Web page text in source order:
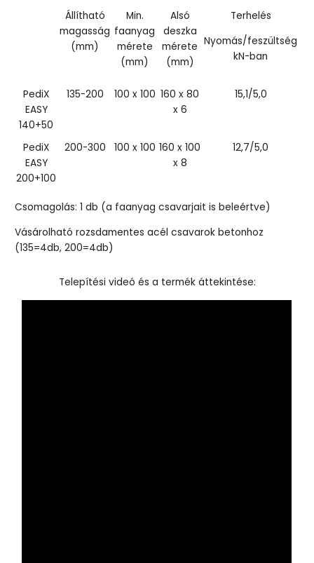
Állítható
magasság
(mm)
Min.
faanyag
mérete
(mm)
Alsó
deszka
mérete
(mm)
Terhelés
Nyomás/feszültség
kN-ban
PediX
EASY
140+50
135-200 100 x 100 160 x 80
x 6
15,1/5,0
PediX
EASY
200+100
200-300 100 x 100 160 x 100
x 8
12,7/5,0
Csomagolás: 1 db (a faanyag csavarjait is beleértve)
Vásárolható rozsdamentes acél csavarok betonhoz
(135=4db, 200=4db)
Telepítési videó és a termék áttekintése: